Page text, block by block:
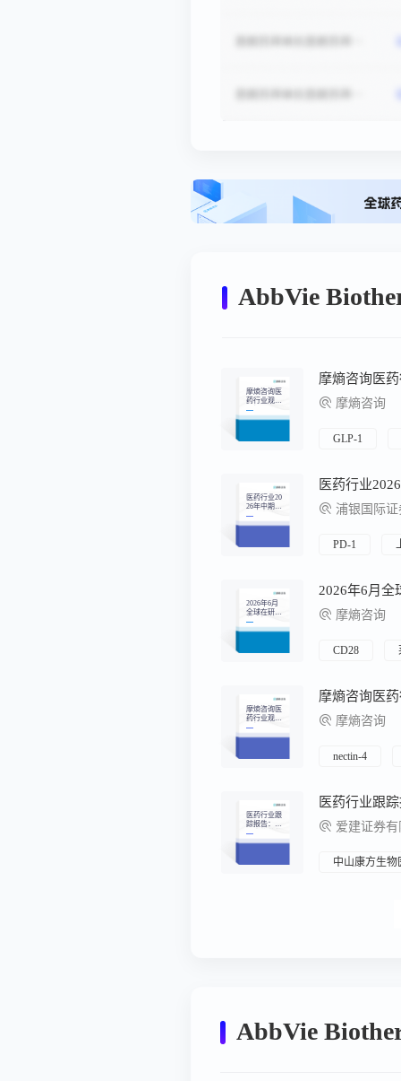
AbbVie
摩熵咨询医
药行业观察
周报（2026.
07.27-2026.0
摩熵咨询
GLP-1
医药行业20
26年中期展
望：全球化
延续，兑现
浦银国际
PD-1
2026年6月
全球在研新
药月报
2026年6月全
摩熵咨询
CD28
摩熵咨询医
药行业观察
周报（2026.
04.20-2026.0
摩熵咨询
nectin-4
医药行业跟
踪报告：映
恩生物首款
ADC新药上
爱建证券
中山康方生
AbbVie